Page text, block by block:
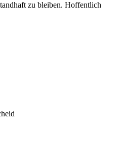
zu bleiben. Hoffentlich